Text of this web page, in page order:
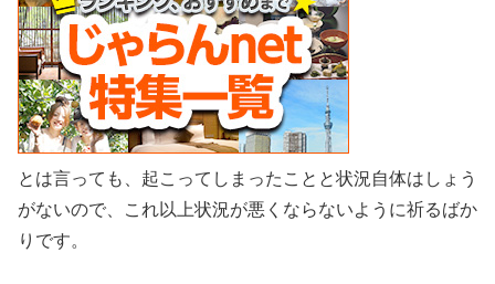
とは言っても、起こってしまったことと状況自体はしょう
がないので、これ以上状況が悪くならないように祈るばか
りです。